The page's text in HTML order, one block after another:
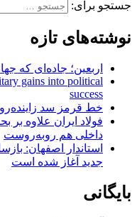
جستجو برای:
نوشته‌های تازه
اربعین؛ جاده‌ای که
gains into political
success
خط قرمز سد زاینده‌رود، ۲۳۶ میلیون
فولاد ایران علاوه
داخلی هم روبه‌روست
استاندار اصفهان:
جدید آغاز شده است
بایگانی